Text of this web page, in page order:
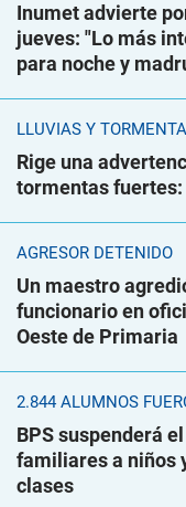
Inumet advierte
jueves: "Lo más
para noche y
LLUVIAS Y
Rige una
tormentas
AGRESOR DETENIDO
Un maestro
funcionario en
Oeste de Primaria
2.844 ALUMNOS
BPS suspenderá
familiares a niños
clases